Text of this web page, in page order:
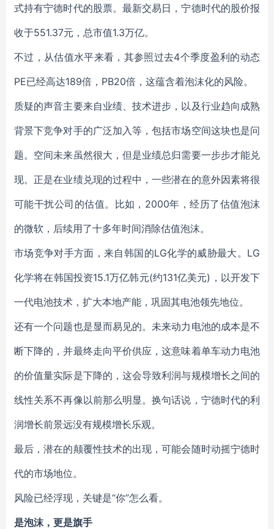
式持有宁德时代的股票。最新交易日，宁德时代的股价报
收于551.37元，总市值1.3万亿。
不过，从估值水平来看，其参照过去4个季度盈利的动态
PE已经高达189倍，PB20倍，这蕴含着泡沫化的风险。
质疑的声音主要来自业绩、技术进步，以及行业趋向成熟
背景下竞争对手的广泛加入等，包括市场空间这块也是问
题。空间未来虽然很大，但是业绩总归需要一步步才能兑
现。正是在业绩兑现的过程中，一些潜在的意外因素将很
可能干扰公司的估值。比如，2000年，经历了估值泡沫
的微软，后续用了十多年时间消除估值泡沫。
市场竞争对手方面，来自韩国的LG化学的威胁最大。LG
化学将在韩国投资15.1万亿韩元(约131亿美元)，以开发下
一代电池技术，扩大本地产能，巩固其电池领先地位。
还有一个问题也是显而易见的。未来动力电池的成本是不
断下降的，并最终走向平价供应，这意味着单车动力电池
的价值量实际是下降的，这会导致利润与规模增长之间的
线性关系不再像以前那么明显。换句话说，宁德时代的利
润增长前景远没有规模增长乐观。
最后，潜在的颠覆性技术的出现，可能会随时动摇宁德时
代的市场地位。
风险已经浮现，关键是“你”怎么看。
是泡沫，更是旗手